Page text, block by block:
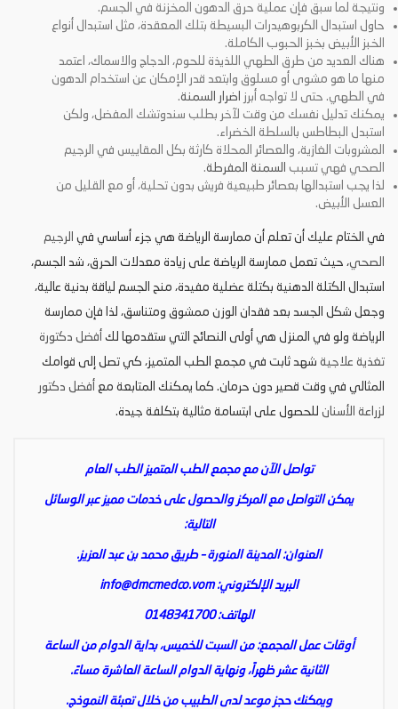
ونتيجة لما سبق فإن عملية حرق الدهون المخزنة في الجسم.
حاول استبدال الكربوهيدرات البسيطة بتلك المعقدة، مثل استبدال أنواع
الخبز الأبيض بخبز الحبوب الكاملة.
هناك العديد من طرق الطهي اللذيذة للحوم، الدجاج والاسماك، اعتمد
منها ما هو مشوى أو مسلوق وابتعد قدر الإمكان عن استخدام الدهون
في الطهي. حتى لا تواجه أبرز
اضرار السمنة.
يمكنك تدليل نفسك من وقت لآخر بطلب سندوتشك المفضل، ولكن
استبدل البطاطس بالسلطة الخضراء.
المشروبات الغازية، والعصائر المحلاة كارثة بكل المقاييس في الرجيم
الصحي فهي تسبب السمنة المفرطة.
لذا يجب استبدالها بعصائر طبيعية فريش بدون تحلية، أو مع القليل من
العسل الأبيض.
في الختام عليك أن تعلم أن ممارسة الرياضة هي جزء أساسي في الرجيم
الصحي، حيث تعمل ممارسة الرياضة على زيادة معدلات الحرق، شد الجسم،
استبدال الكتلة الدهنية بكتلة عضلية مفيدة، منح الجسم لياقة بدنية عالية،
وجعل شكل الجسد بعد فقدان الوزن ممشوق ومتناسق، لذا فإن ممارسة
الرياضة ولو في المنزل هي أولى النصائح التي ستقدمها لك أفضل دكتورة
تغذية علاجية شهد ثابت في مجمع الطب المتميز، كي تصل إلى قوامك
المثالي في وقت قصير دون حرمان. كما يمكنك المتابعة مع أفضل دكتور
لزراعة الأسنان للحصول على ابتسامة مثالية بتكلفة جيدة.
تواصل الآن مع مجمع الطب المتميز الطب العام
يمكن التواصل مع المركز والحصول على خدمات مميز عبر الوسائل
التالية:
العنوان: المدينة المنورة – طريق محمد بن عبد العزيز.
البريد الإلكتروني:info@dmcmedco.vom
الهاتف: 0148341700
أوقات عمل المجمع: من السبت للخميس، بداية الدوام من الساعة
الثانية عشر ظهراً، ونهاية الدوام الساعة العاشرة مساءً.
ويمكنك حجز موعد لدى الطبيب من خلال تعبئة النموذج.